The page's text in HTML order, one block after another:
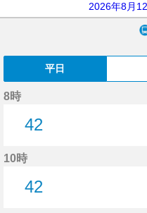
2026年8月
平日
8時
42
10時
42